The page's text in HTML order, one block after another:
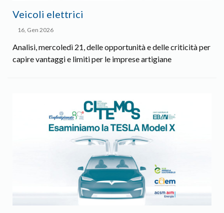
Veicoli elettrici
16, Gen 2026
Analisi, mercoledì 21, delle opportunità e delle criticità per
capire vantaggi e limiti per le imprese artigiane